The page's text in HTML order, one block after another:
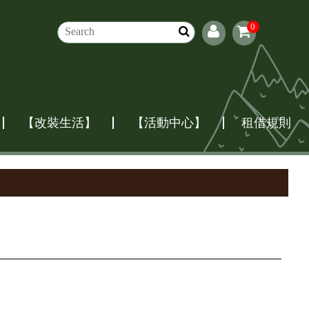
0
【改裝生活】 【活動中心】 租借規則